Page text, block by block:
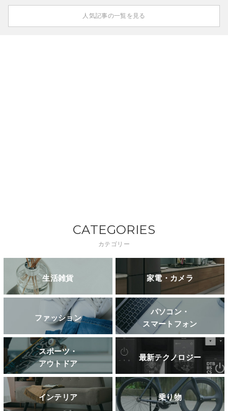
人気記事の一覧を見る
CATEGORIES
カテゴリー
生活雑貨 家電・カメラ
ファッション
パソコン・
スマートフォン
スポーツ・
アウトドア
最新テクノロジー
インテリア 乗り物